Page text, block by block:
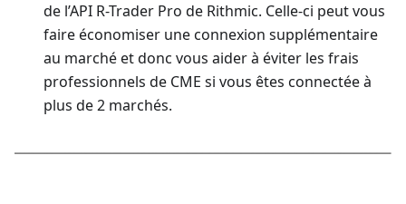
de l’API R-Trader Pro de Rithmic. Celle-ci peut vous
faire économiser une connexion supplémentaire
au marché et donc vous aider à éviter les frais
professionnels de CME si vous êtes connectée à
plus de 2 marchés.